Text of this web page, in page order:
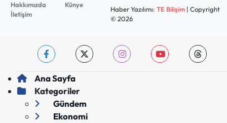
Hakkımızda
Künye
İletişim
Haber Yazılımı: TE Bilişim| Copyright
© 2026
Ana Sayfa
Kategoriler
Gündem
Ekonomi